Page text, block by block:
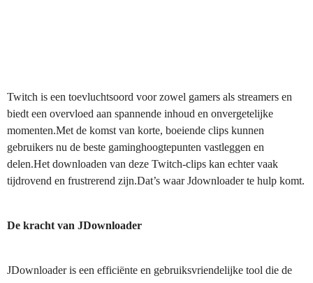
Twitch is een toevluchtsoord voor zowel gamers als streamers en
biedt een overvloed aan spannende inhoud en onvergetelijke
momenten.Met de komst van korte, boeiende clips kunnen
gebruikers nu de beste gaminghoogtepunten vastleggen en
delen.Het downloaden van deze Twitch-clips kan echter vaak
tijdrovend en frustrerend zijn.Dat’s waar Jdownloader te hulp komt.
De kracht van JDownloader
JDownloader is een efficiënte en gebruiksvriendelijke tool die de